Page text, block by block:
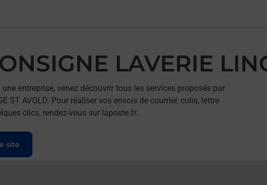
LAVERIE
entreprise, venez découvrir tous les services proposés par
ST AVOLD. Pour réaliser vos envois de courrier, colis, lettre
clics, rendez-vous sur laposte.fr.
site